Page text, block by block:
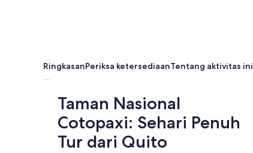
RingkasanPeriksa ketersediaanTentang aktivitas ini
Taman Nasional
Cotopaxi: Sehari Penuh
Tur dari Quito